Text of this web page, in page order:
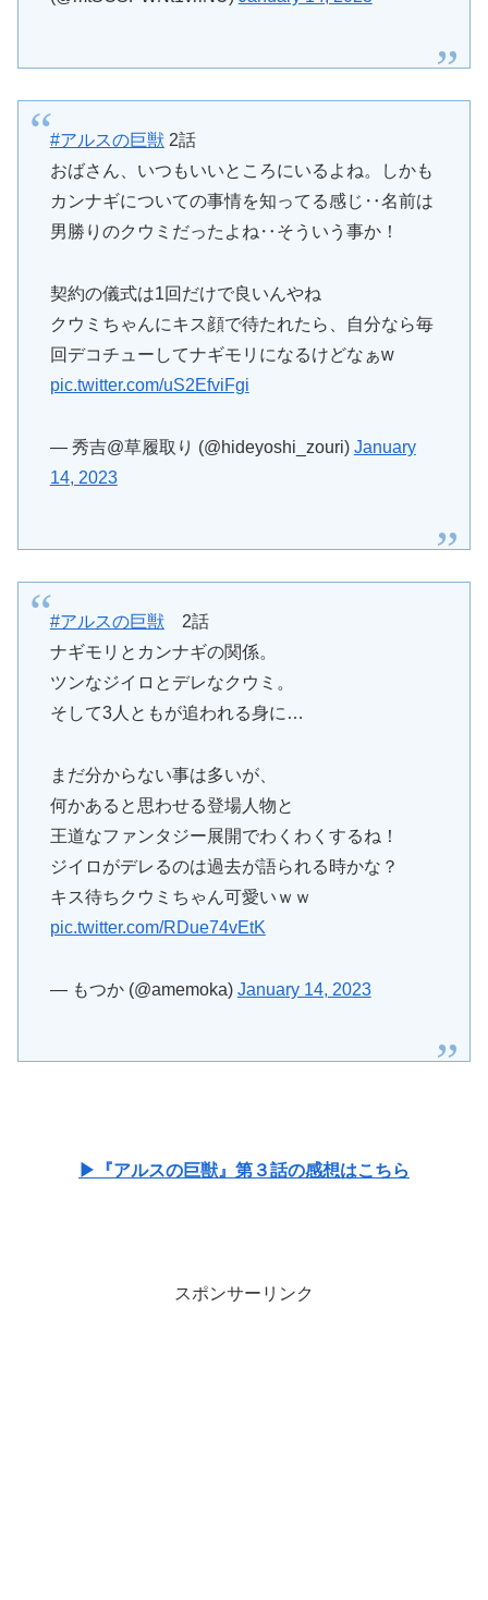
#アルスの巨獣2話
おばさん、いつもいいところにいるよね。しかも
カンナギについての事情を知ってる感じ‥名前は
男勝りのクウミだったよね‥そういう事か！
契約の儀式は1回だけで良いんやね
クウミちゃんにキス顔で待たれたら、自分なら毎
回デコチューしてナギモリになるけどなぁw
pic.twitter.com/uS2EfviFgi
— 秀吉@草履取り (@hideyoshi_zouri) January
14, 2023
#アルスの巨獣2話
ナギモリとカンナギの関係。
ツンなジイロとデレなクウミ。
そして3人ともが追われる身に…
まだ分からない事は多いが、
何かあると思わせる登場人物と
王道なファンタジー展開でわくわくするね！
ジイロがデレるのは過去が語られる時かな？
キス待ちクウミちゃん可愛いｗｗ
pic.twitter.com/RDue74vEtK
— もつか (@amemoka) January 14, 2023
▶『アルスの巨獣』第３話の感想はこちら
スポンサーリンク